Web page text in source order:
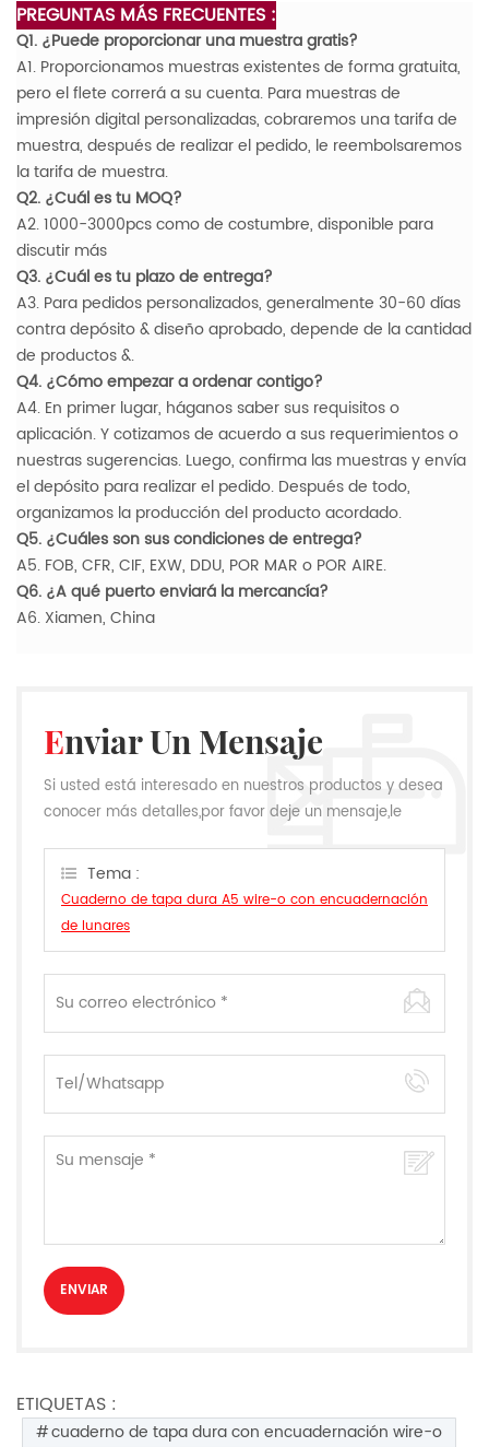
PREGUNTAS MÁS FRECUENTES :
Q1. ¿Puede proporcionar una muestra gratis?
A1. Proporcionamos muestras existentes de forma gratuita,
pero el flete correrá a su cuenta. Para muestras de
impresión digital personalizadas, cobraremos una tarifa de
muestra, después de realizar el pedido, le reembolsaremos
la tarifa de muestra.
Q2. ¿Cuál es tu MOQ?
A2. 1000-3000pcs como de costumbre, disponible para
discutir más
Q3. ¿Cuál es tu plazo de entrega?
A3. Para pedidos personalizados, generalmente 30-60 días
contra depósito & diseño aprobado, depende de la cantidad
de productos &.
Q4. ¿Cómo empezar a ordenar contigo?
A4. En primer lugar, háganos saber sus requisitos o
aplicación. Y cotizamos de acuerdo a sus requerimientos o
nuestras sugerencias. Luego, confirma las muestras y envía
el depósito para realizar el pedido. Después de todo,
organizamos la producción del producto acordado.
Q5. ¿Cuáles son sus condiciones de entrega?
A5. FOB, CFR, CIF, EXW, DDU, POR MAR o POR AIRE.
Q6. ¿A qué puerto enviará la mercancía?
A6. Xiamen, China
Enviar Un Mensaje
Si usted está interesado en nuestros productos y desea
conocer más detalles,por favor deje un mensaje,le
Tema :
Cuaderno de tapa dura A5 wire-o con encuadernación
de lunares
ETIQUETAS :
cuaderno de tapa dura con encuadernación wire-o